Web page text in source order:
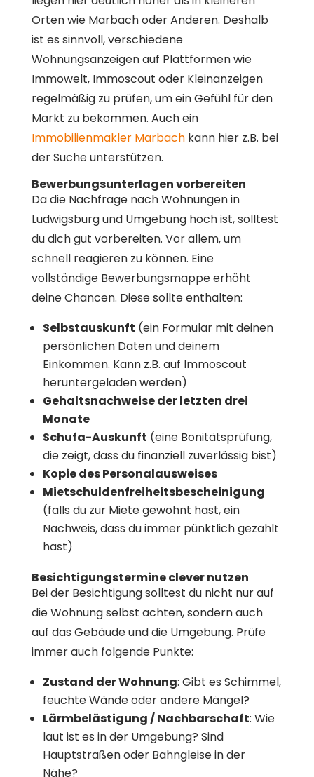
Orten wie Marbach oder Anderen. Deshalb
ist es sinnvoll, verschiedene
Wohnungsanzeigen auf Plattformen wie
Immowelt, Immoscout oder Kleinanzeigen
regelmäßig zu prüfen, um ein Gefühl für den
Markt zu bekommen. Auch ein
Immobilienmakler Marbachkann hier z.B. bei
der Suche unterstützen.
Bewerbungsunterlagen vorbereiten
Da die Nachfrage nach Wohnungen in
Ludwigsburg und Umgebung hoch ist, solltest
du dich gut vorbereiten. Vor allem, um
schnell reagieren zu können. Eine
vollständige Bewerbungsmappe erhöht
deine Chancen. Diese sollte enthalten:
Selbstauskunft (ein Formular mit deinen
persönlichen Daten und deinem
Einkommen. Kann z.B. auf Immoscout
heruntergeladen werden)
Gehaltsnachweise der letzten drei
Monate
Schufa-Auskunft (eine Bonitätsprüfung,
die zeigt, dass du finanziell zuverlässig bist)
Kopie des Personalausweises
Mietschuldenfreiheitsbescheinigung
(falls du zur Miete gewohnt hast, ein
Nachweis, dass du immer pünktlich gezahlt
hast)
Besichtigungstermine clever nutzen
Bei der Besichtigung solltest du nicht nur auf
die Wohnung selbst achten, sondern auch
auf das Gebäude und die Umgebung. Prüfe
immer auch folgende Punkte:
Zustand der Wohnung: Gibt es Schimmel,
feuchte Wände oder andere Mängel?
Lärmbelästigung / Nachbarschaft: Wie
laut ist es in der Umgebung? Sind
Hauptstraßen oder Bahngleise in der
Nähe?